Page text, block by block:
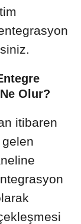
Olur?
itibaren